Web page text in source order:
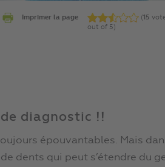
Imprimer la page (15
out of 5)
diagnostic !!
épouvantables. Mais
dents qui peut s’étendre du